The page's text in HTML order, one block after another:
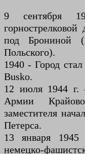
9 сентября
под Брониной
Польского).
1940 - Город
Busko.
12 июля 1944 г.
Армии
заместителя
Петерса.
13 января
немецко-